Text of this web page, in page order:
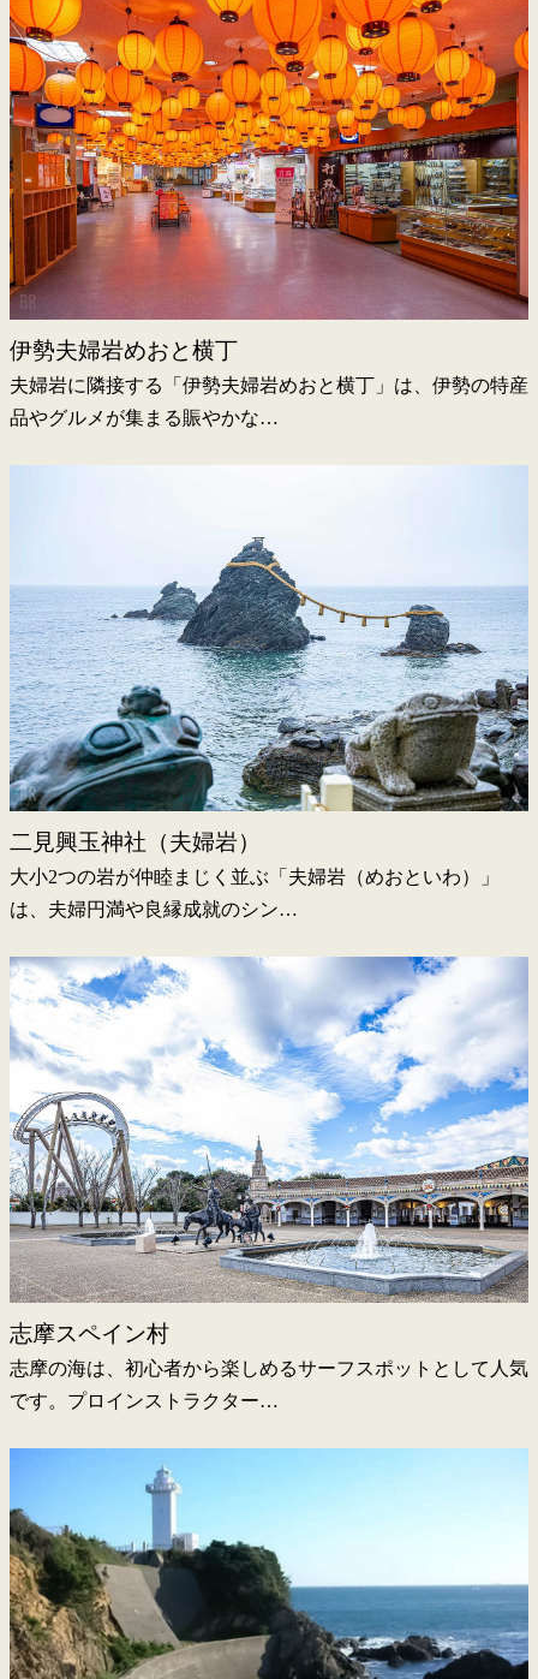
伊勢夫婦岩めおと横丁
夫婦岩に隣接する「伊勢夫婦岩めおと横丁」は、伊勢の特産
品やグルメが集まる賑やかな…
二見興玉神社（夫婦岩）
大小2つの岩が仲睦まじく並ぶ「夫婦岩（めおといわ）」
は、夫婦円満や良縁成就のシン…
志摩スペイン村
志摩の海は、初心者から楽しめるサーフスポットとして人気
です。プロインストラクター…